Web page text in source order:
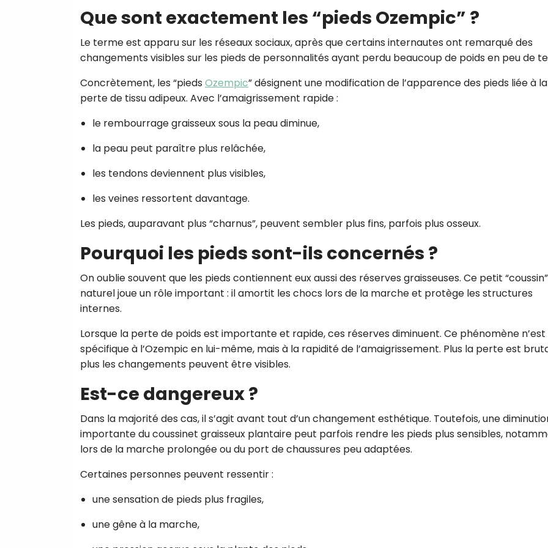
Que sont exactement les “pieds Ozempic” ?
Le terme est apparu sur les réseaux sociaux, après que certains internautes ont remarqué des
changements visibles sur les pieds de personnalités ayant perdu beaucoup de poids en peu de
Concrètement, les “pieds Ozempic” désignent une modification de l’apparence des pieds liée à la
perte de tissu adipeux. Avec l’amaigrissement rapide :
le rembourrage graisseux sous la peau diminue,
la peau peut paraître plus relâchée,
les tendons deviennent plus visibles,
les veines ressortent davantage.
Les pieds, auparavant plus “charnus”, peuvent sembler plus fins, parfois plus osseux.
Pourquoi les pieds sont-ils concernés ?
On oublie souvent que les pieds contiennent eux aussi des réserves graisseuses. Ce petit “coussin”
naturel joue un rôle important : il amortit les chocs lors de la marche et protège les structures
internes.
Lorsque la perte de poids est importante et rapide, ces réserves diminuent. Ce phénomène n’est
spécifique à l’Ozempic en lui-même, mais à la rapidité de l’amaigrissement. Plus la perte est
plus les changements peuvent être visibles.
Est-ce dangereux ?
Dans la majorité des cas, il s’agit avant tout d’un changement esthétique. Toutefois, une
importante du coussinet graisseux plantaire peut parfois rendre les pieds plus sensibles,
lors de la marche prolongée ou du port de chaussures peu adaptées.
Certaines personnes peuvent ressentir :
une sensation de pieds plus fragiles,
une gêne à la marche,